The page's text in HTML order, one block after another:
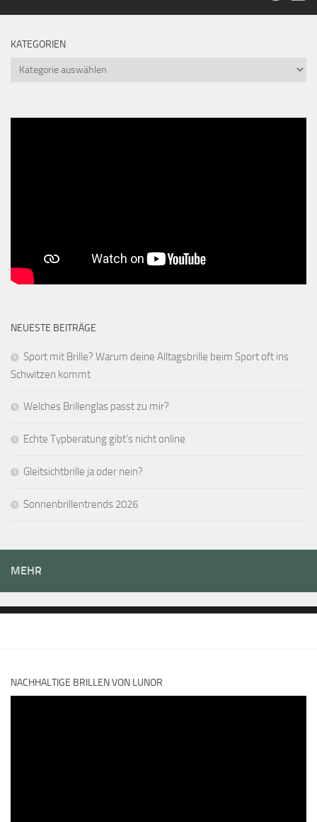
KATEGORIEN
Kategorien
NEUESTE BEITRÄGE
Sport mit Brille? Warum deine Alltagsbrille beim Sport oft ins
Schwitzen kommt
Welches Brillenglas passt zu mir?
Echte Typberatung gibt’s nicht online
Gleitsichtbrille ja oder nein?
Sonnenbrillentrends 2026
MEHR
NACHHALTIGE BRILLEN VON LUNOR